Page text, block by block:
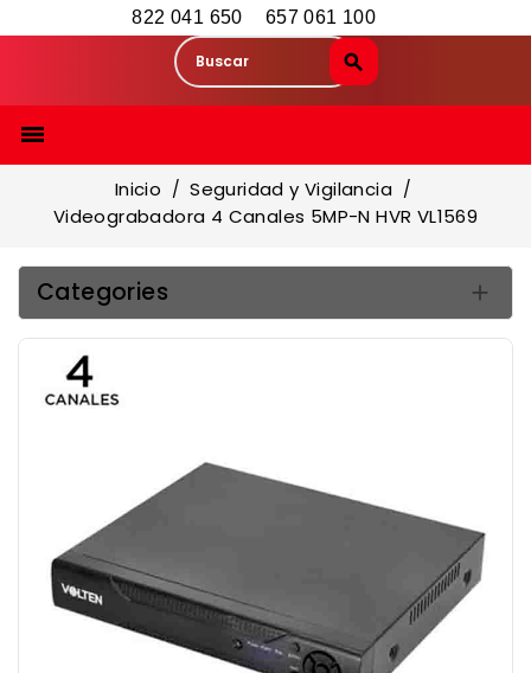
822 041 650 657 061 100

Inicio
Seguridad y Vigilancia
Videograbadora 4 Canales 5MP-N HVR VL1569
Categories 